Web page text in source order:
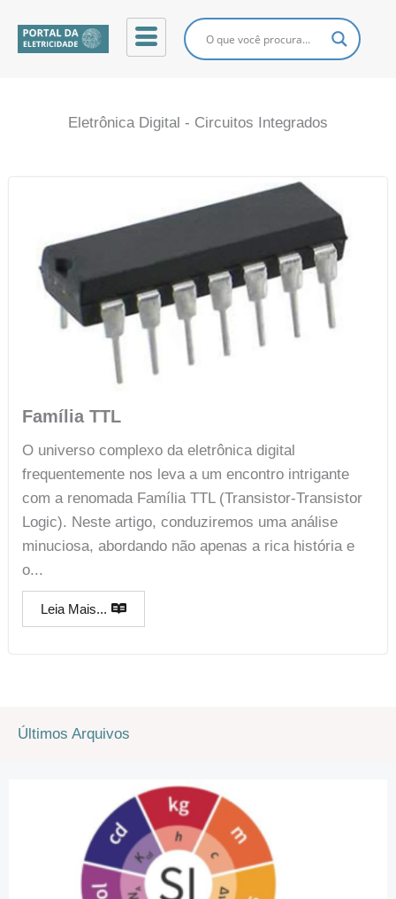
para
Eletrônica Digital - Circuitos Integrados
Família TTL
O universo complexo da eletrônica digital
frequentemente nos leva a um encontro intrigante
com a renomada Família TTL (Transistor-Transistor
Logic). Neste artigo, conduziremos uma análise
minuciosa, abordando não apenas a rica história e
o...
Leia Mais...
Últimos Arquivos